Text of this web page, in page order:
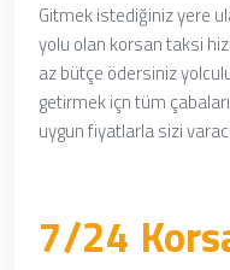
Gitmek istediğiniz yere
yolu olan korsan taksi
az bütçe ödersiniz
getirmek içntüm
uygun fiyatlarla sizi
7/24